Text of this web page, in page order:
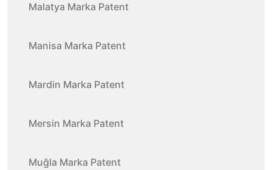
Malatya Marka Patent
Manisa Marka Patent
Mardin Marka Patent
Mersin Marka Patent
Muğla Marka Patent